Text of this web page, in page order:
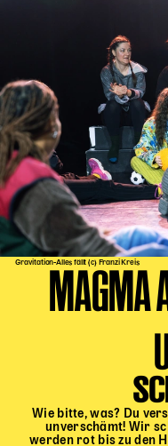
Gravitation-Alles fällt (c) Franzi Kreis
MAGMA
Wie bitte, was? Du
unverschämt! Wir
werden rot bis zu den